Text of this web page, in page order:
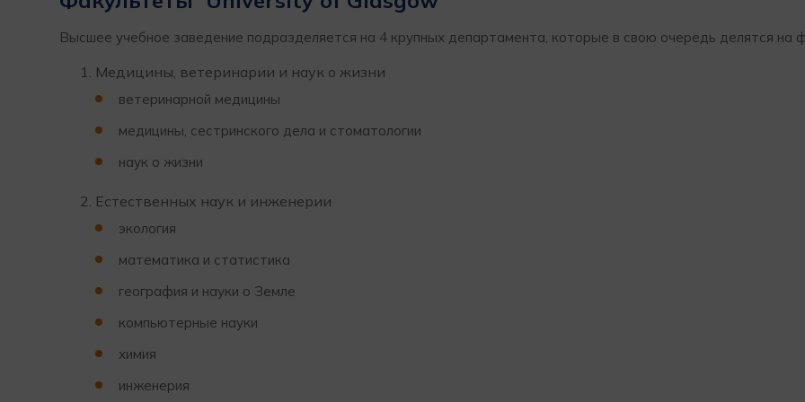
Высшее учебное заведение подразделяется на 4 крупных департамента, которые в свою очередь делятся на
Медицины, ветеринарии и наук о жизни
ветеринарной медицины
медицины, сестринского дела и стоматологии
наук о жизни
Естественных наук и инженерии
экология
математика и статистика
география и науки о Земле
компьютерные науки
химия
инженерия